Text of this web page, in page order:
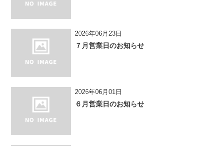
2026年06月23日
７月営業日のお知らせ
2026年06月01日
６月営業日のお知らせ